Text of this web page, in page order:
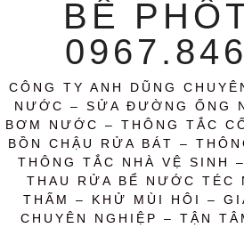
BỂ
CÔNG TY ANH DŨNG
NƯỚC – SỬA ĐƯỜNG ỐNG
BƠM NƯỚC – THÔNG TẮC
BỒN CHẬU RỬA BÁT –
THÔNG TẮC NHÀ VỆ SINH
THAU RỬA BỂ NƯỚC TÉC
THẤM – KHỬ MÙI HÔI –
CHUYÊN NGHIỆP – TẬN